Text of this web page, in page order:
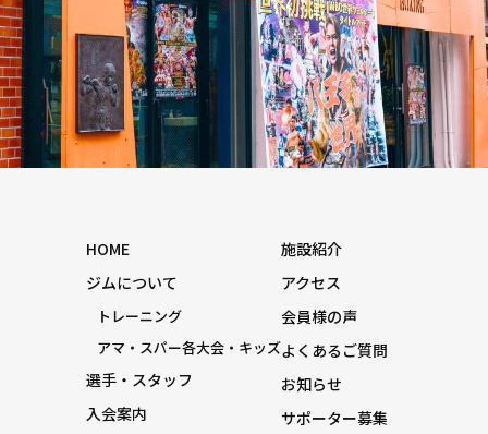
HOME
ジムについて
トレーニング
アマ・スパー各大会・キッズ
選手・スタッフ
入会案内
施設紹介
アクセス
会員様の声
よくあるご質問
お知らせ
サポーター募集